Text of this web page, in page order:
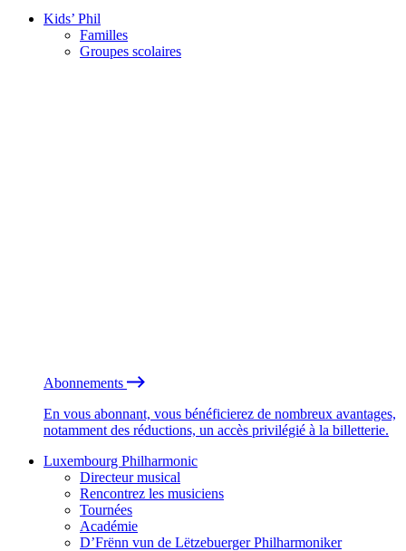
Kids’ Phil
Familles
Groupes scolaires
Abonnements
En vous abonnant, vous bénéficierez de nombreux avantages,
notamment des réductions, un accès privilégié à la billetterie.
Luxembourg Philharmonic
Directeur musical
Rencontrez les musiciens
Tournées
Académie
D’Frënn vun de Lëtzebuerger Philharmoniker